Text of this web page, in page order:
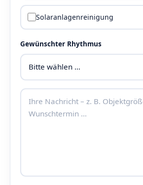
Solaranlagenreinigung
Gewünschter Rhythmus